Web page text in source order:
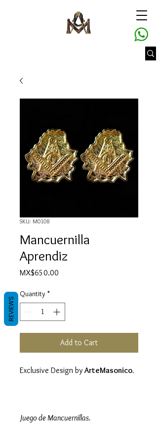
SKU: M0108
Mancuernilla
Aprendiz
MX$650.00
Quantity *
Add to Cart
Exclusive Design by ArteMasonico.
Juego de Mancuernillas.
REVIEWS